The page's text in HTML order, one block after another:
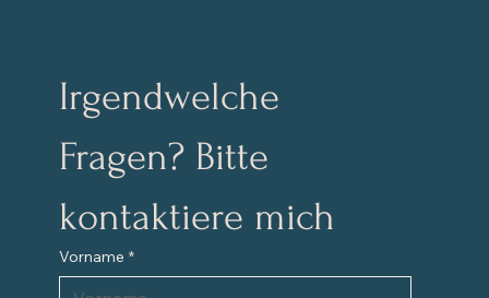
Irgendwelche
Fragen? Bitte
kontaktiere mich
Vorname *